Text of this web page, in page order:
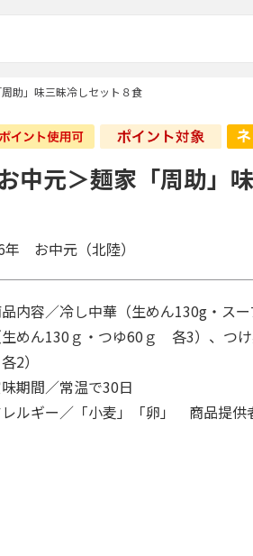
助」味三昧冷しセット８食
中元＞麺家「周助」
年 お中元（北陸）
内容／冷し中華（生めん130g・ス
生めん130ｇ・つゆ60ｇ 各3）、つ
2）
期間／常温で30日
ルギー／「小麦」「卵」 商品提供